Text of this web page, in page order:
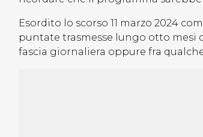
Esordito lo scorso 11 marzo 2024
puntate trasmesse lungo otto mesi
fascia giornaliera oppure fra